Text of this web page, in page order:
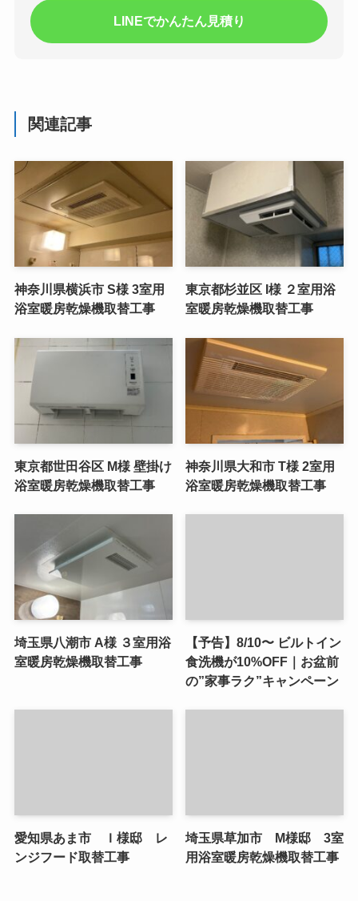
LINEでかんたん見積り
関連記事
神奈川県横浜市 S様 3室用
浴室暖房乾燥機取替工事
東京都杉並区 I様 ２室用浴
室暖房乾燥機取替工事
東京都世田谷区 M様 壁掛け
浴室暖房乾燥機取替工事
神奈川県大和市 T様 2室用
浴室暖房乾燥機取替工事
埼玉県八潮市 A様 ３室用浴
室暖房乾燥機取替工事
【予告】8/10〜 ビルトイン
食洗機が10%OFF｜お盆前
の”家事ラク”キャンペーン
愛知県あま市 Ｉ様邸 レ
ンジフード取替工事
埼玉県草加市 M様邸 3室
用浴室暖房乾燥機取替工事